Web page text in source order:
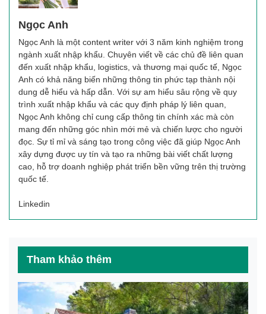
Ngọc Anh
Ngọc Anh là một content writer với 3 năm kinh nghiệm trong
ngành xuất nhập khẩu. Chuyên viết về các chủ đề liên quan
đến xuất nhập khẩu, logistics, và thương mại quốc tế, Ngọc
Anh có khả năng biến những thông tin phức tạp thành nội
dung dễ hiểu và hấp dẫn. Với sự am hiểu sâu rộng về quy
trình xuất nhập khẩu và các quy định pháp lý liên quan,
Ngọc Anh không chỉ cung cấp thông tin chính xác mà còn
mang đến những góc nhìn mới mẻ và chiến lược cho người
đọc. Sự tỉ mỉ và sáng tạo trong công việc đã giúp Ngọc Anh
xây dựng được uy tín và tạo ra những bài viết chất lượng
cao, hỗ trợ doanh nghiệp phát triển bền vững trên thị trường
quốc tế.
Linkedin
Tham khảo thêm